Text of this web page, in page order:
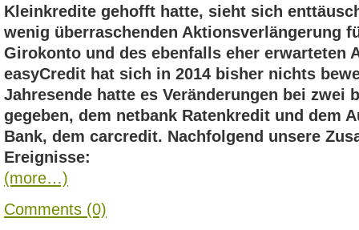
Kleinkredite gehofft hatte, sieht sich
wenig überraschenden Aktionsverlängerung
Girokonto und des ebenfalls eher erwarteten
easyCredit hat sich in 2014 bisher nichts
Jahresende hatte es Veränderungen bei zwei
gegeben, dem netbank Ratenkredit und dem
Bank, dem carcredit. Nachfolgend unsere
Ereignisse:
(more…)
Comments (0)